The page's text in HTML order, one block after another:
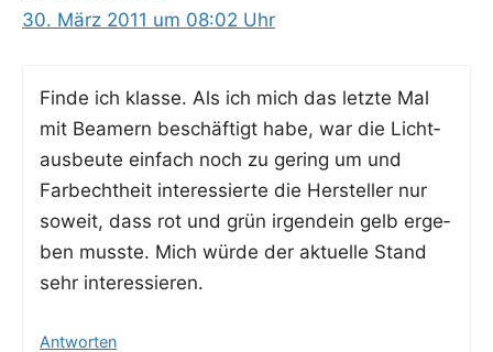
30. März 2011 um 08:02 Uhr
Fin­de ich klas­se. Als ich mich das letz­te Mal
mit Bea­mern beschäf­tigt habe, war die Licht­
aus­beu­te ein­fach noch zu gering um und
Farb­echt­heit inter­es­sier­te die Her­stel­ler nur
soweit, dass rot und grün irgend­ein gelb erge­
ben muss­te. Mich wür­de der aktu­el­le Stand
sehr interessieren.
Antworten